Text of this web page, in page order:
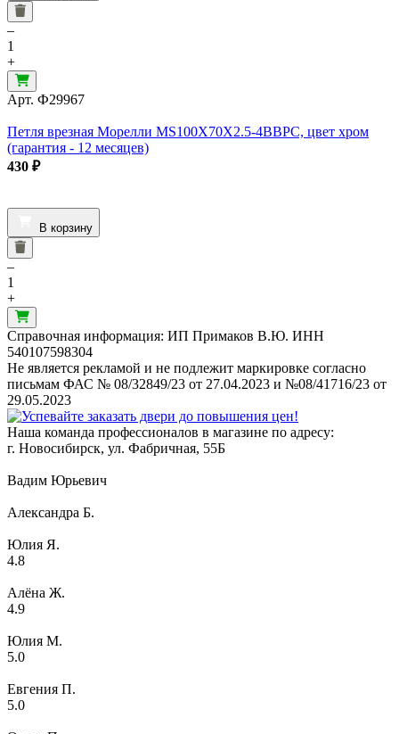
–
1
+
Арт. Ф29967
Петля врезная Морелли MS100X70X2.5-4BBPC, цвет хром
(гарантия - 12 месяцев)
430 ₽
В корзину
–
1
+
Справочная информация: ИП Примаков В.Ю. ИНН
540107598304
Не является рекламой и не подлежит маркировке согласно
письмам ФАС № 08/32849/23 от 27.04.2023 и №08/41716/23 от
29.05.2023
Наша команда профессионалов в магазине по адресу:
г. Новосибирск, ул. Фабричная, 55Б
Вадим Юрьевич
Александра Б.
Юлия Я.
4.8
Алёна Ж.
4.9
Юлия М.
5.0
Евгения П.
5.0